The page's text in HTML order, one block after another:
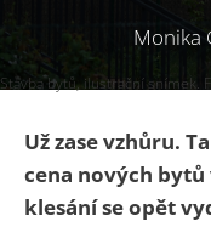
Monika
Stavba bytů, ilustrační snímek.
Už zase vzhůru.
cena nových bytů
klesání se opět